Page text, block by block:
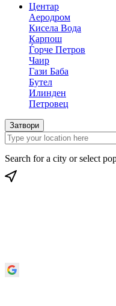
Центар
Аеродром
Кисела Вода
Карпош
Ѓорче Петров
Чаир
Гази Баба
Бутел
Илинден
Петровец
Затвори
Search for a city or select